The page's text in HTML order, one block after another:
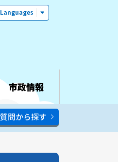
市政情報
問から探す